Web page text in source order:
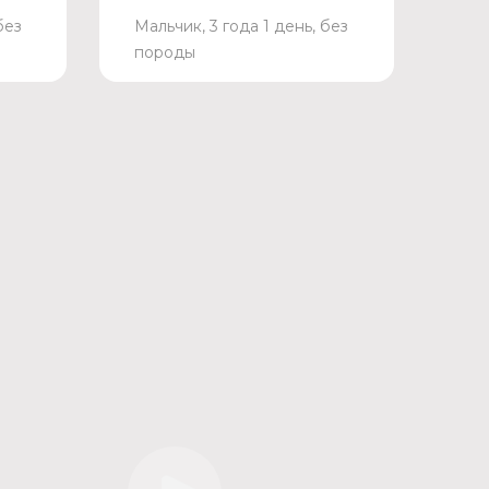
Мальчик, 3 года 1 день, без
породы